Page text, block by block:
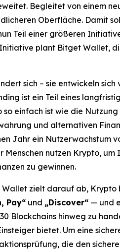
Begleitet von einem
Oberfläche. Damit
Teil einer größeren
plant Bitget Wallet,
sich – sie entwickeln
ist ein Teil eines
einfach ist wie die Nutzung
und alternativen
Jahr ein Nutzerwachstum
Menschen nutzen Krypto,
zu gewinnen.
Wallet zielt darauf ab,
Pay“ und „Discover“ — und
Blockchains hinweg zu
bietet. Um eine
die den